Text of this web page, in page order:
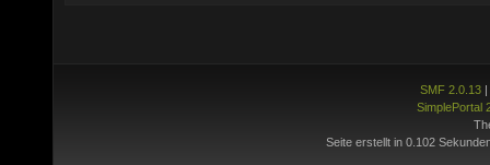
SMF 2.0.13|
SimplePortal
Seite erstellt in 0.102